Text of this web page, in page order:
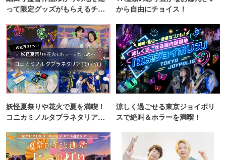
って限定グッズがもらえるチャ
から自由にチョイス！
妖怪夏祭りや花火で夏を満喫！
コニカミノルタプラネタリア
涼しく過ごせる東京ジョイポリ
スで絶叫＆ホラーを満喫！